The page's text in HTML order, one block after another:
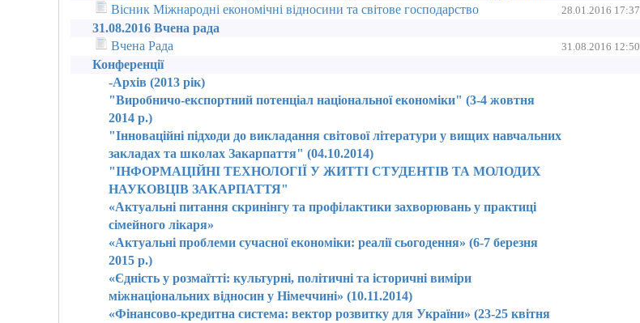
Вісник Міжнародні економічні відносини та світове господарство
28.01.2016 17:37
31.08.2016 Вчена рада
Вчена Рада
31.08.2016 12:50
Конференції
-Архів (2013 рік)
"Виробничо-експортний потенціал національної економіки" (3-4 жовтня
2014 р.)
"Інноваційні підходи до викладання світової літератури у вищих навчальних
закладах та школах Закарпаття" (04.10.2014)
"ІНФОРМАЦІЙНІ ТЕХНОЛОГІЇ У ЖИТТІ СТУДЕНТІВ ТА МОЛОДИХ
НАУКОВЦІВ ЗАКАРПАТТЯ"
«Актуальні питання скринінгу та профілактики захворювань у практиці
сімейного лікаря»
«Актуальні проблеми сучасної економіки: реалії сьогодення» (6-7 березня
2015 р.)
«Єдність у розмаїтті: культурні, політичні та історичні виміри
міжнаціональних відносин у Німеччині» (10.11.2014)
«Фінансово-кредитна система: вектор розвитку для України» (23-25 квітня